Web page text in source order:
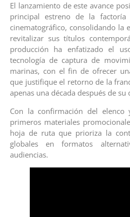
El lanzamiento de este avance
principal estreno de la
cinematográfico, consolidando la
revitalizar sus títulos
producción ha enfatizado el
tecnología de captura de
marinas, con el fin de ofrecer
que justifique el retorno de la
apenas una década después de
Con la confirmación del elenco
primeros materiales
hoja de ruta que prioriza la
globales en formatos
audiencias.